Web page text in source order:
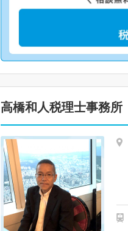
高橋和人税理士事務所